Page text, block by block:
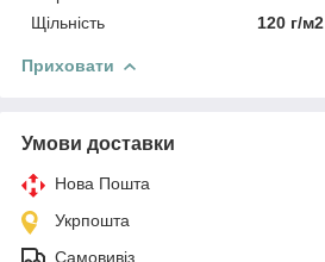
Щільність
120 г/м2
Приховати
Умови доставки
Нова Пошта
Укрпошта
Самовивіз